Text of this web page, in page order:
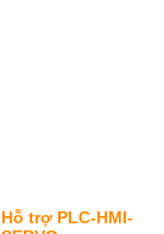
Hỗ trợ PLC-HMI-